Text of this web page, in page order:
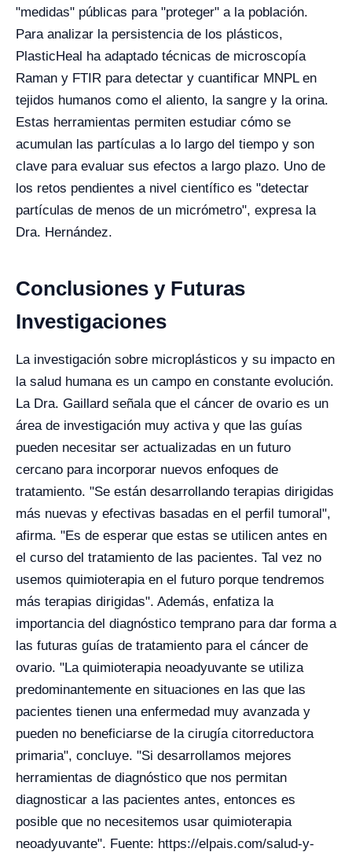
"medidas" públicas para "proteger" a la población.
Para analizar la persistencia de los plásticos,
PlasticHeal ha adaptado técnicas de microscopía
Raman y FTIR para detectar y cuantificar MNPL en
tejidos humanos como el aliento, la sangre y la orina.
Estas herramientas permiten estudiar cómo se
acumulan las partículas a lo largo del tiempo y son
clave para evaluar sus efectos a largo plazo. Uno de
los retos pendientes a nivel científico es "detectar
partículas de menos de un micrómetro", expresa la
Dra. Hernández.
Conclusiones y Futuras
Investigaciones
La investigación sobre microplásticos y su impacto en
la salud humana es un campo en constante evolución.
La Dra. Gaillard señala que el cáncer de ovario es un
área de investigación muy activa y que las guías
pueden necesitar ser actualizadas en un futuro
cercano para incorporar nuevos enfoques de
tratamiento. "Se están desarrollando terapias dirigidas
más nuevas y efectivas basadas en el perfil tumoral",
afirma. "Es de esperar que estas se utilicen antes en
el curso del tratamiento de las pacientes. Tal vez no
usemos quimioterapia en el futuro porque tendremos
más terapias dirigidas". Además, enfatiza la
importancia del diagnóstico temprano para dar forma a
las futuras guías de tratamiento para el cáncer de
ovario. "La quimioterapia neoadyuvante se utiliza
predominantemente en situaciones en las que las
pacientes tienen una enfermedad muy avanzada y
pueden no beneficiarse de la cirugía citorreductora
primaria", concluye. "Si desarrollamos mejores
herramientas de diagnóstico que nos permitan
diagnosticar a las pacientes antes, entonces es
posible que no necesitemos usar quimioterapia
neoadyuvante". Fuente: https://elpais.com/salud-y-